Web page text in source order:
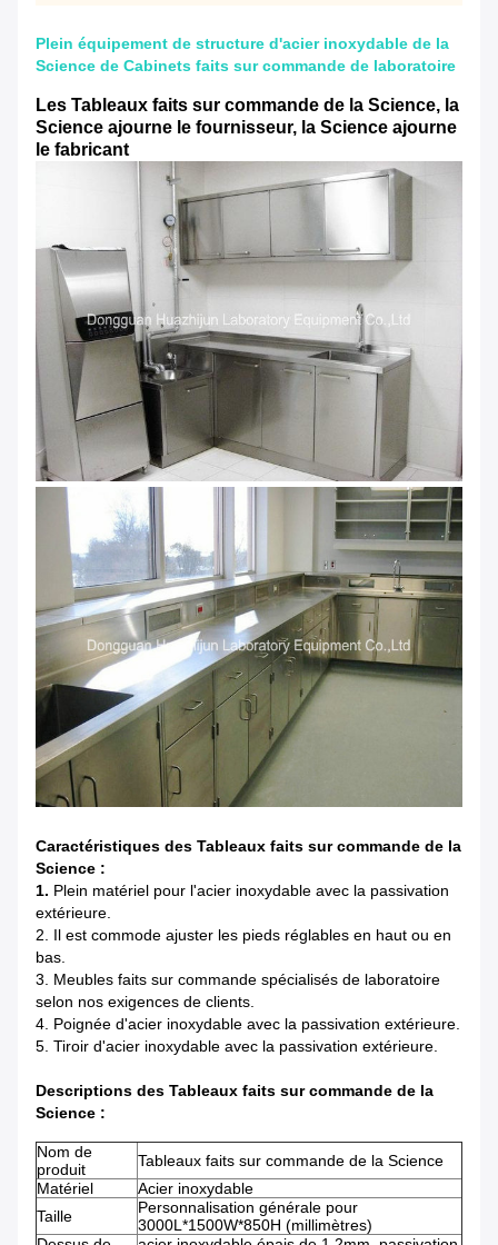
Plein équipement de structure d'acier inoxydable de la
Science de Cabinets faits sur commande de laboratoire
Les Tableaux faits sur commande de la Science, la
Science ajourne le fournisseur, la Science ajourne
le fabricant
Caractéristiques des Tableaux faits sur commande de la
Science :
1. Plein matériel pour l'acier inoxydable avec la passivation
extérieure.
2. Il est commode ajuster les pieds réglables en haut ou en
bas.
3. Meubles faits sur commande spécialisés de laboratoire
selon nos exigences de clients.
4. Poignée d'acier inoxydable avec la passivation extérieure.
5. Tiroir d'acier inoxydable avec la passivation extérieure.
Descriptions des Tableaux faits sur commande de la
Science :
Nom de
produit
Tableaux faits sur commande de la Science
Matériel
Acier inoxydable
Taille
Personnalisation générale pour
3000L*1500W*850H (millimètres)